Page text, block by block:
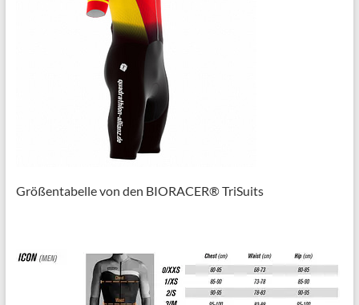
Größentabelle von den BIORACER® TriSuits